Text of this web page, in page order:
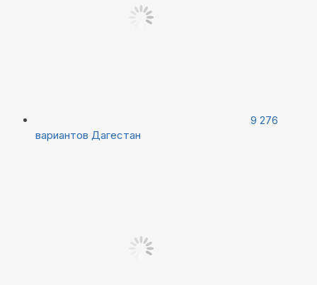
9 276
вариантов Дагестан